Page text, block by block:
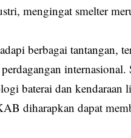
mengingat smelter
berbagai tantangan,
baterai dan
diharapkan dapat